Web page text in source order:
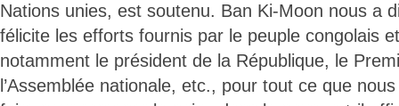
Nations unies, est soutenu. Ban Ki-Moon nous a
félicite les efforts fournis par le peuple congolais
notamment le président de la République, le
l’Assemblée nationale, etc., pour tout ce que